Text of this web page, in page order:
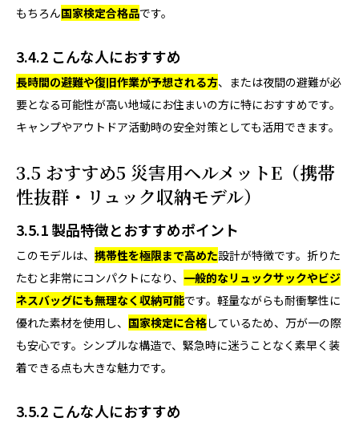
もちろん国家検定合格品です。
3.4.2 こんな人におすすめ
長時間の避難や復旧作業が予想される方、または夜間の避難が必
要となる可能性が高い地域にお住まいの方に特におすすめです。
キャンプやアウトドア活動時の安全対策としても活用できます。
3.5 おすすめ5 災害用ヘルメットE（携帯
性抜群・リュック収納モデル）
3.5.1 製品特徴とおすすめポイント
このモデルは、 携帯性を極限まで高めた設計が特徴です。折りた
たむと非常にコンパクトになり、 一般的なリュックサックやビジ
ネスバッグにも無理なく収納可能です。軽量ながらも耐衝撃性に
優れた素材を使用し、 国家検定に合格しているため、万が一の際
も安心です。シンプルな構造で、緊急時に迷うことなく素早く装
着できる点も大きな魅力です。
3.5.2 こんな人におすすめ